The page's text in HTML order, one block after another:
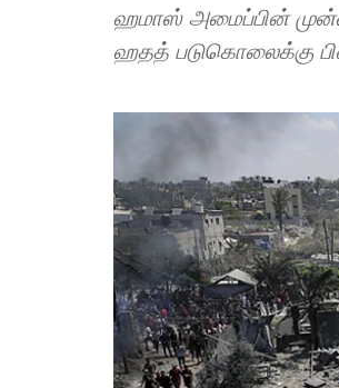
ஹமாஸ் அமைப்பின்
ஹதத் படுகொலைக்கு